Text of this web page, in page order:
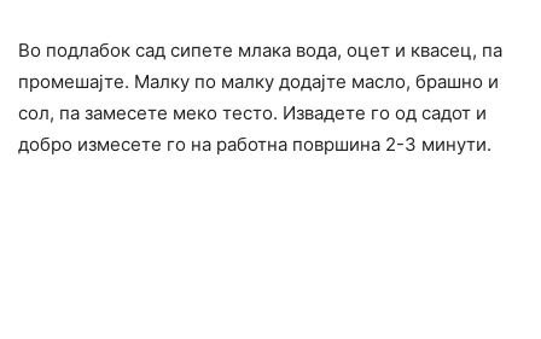
Во подлабок сад сипете млака вода, оцет и квасец, па
промешајте. Малку по малку додајте масло, брашно и
сол, па замесете меко тесто. Извадете го од садот и
добро измесете го на работна површина 2-3 минути.